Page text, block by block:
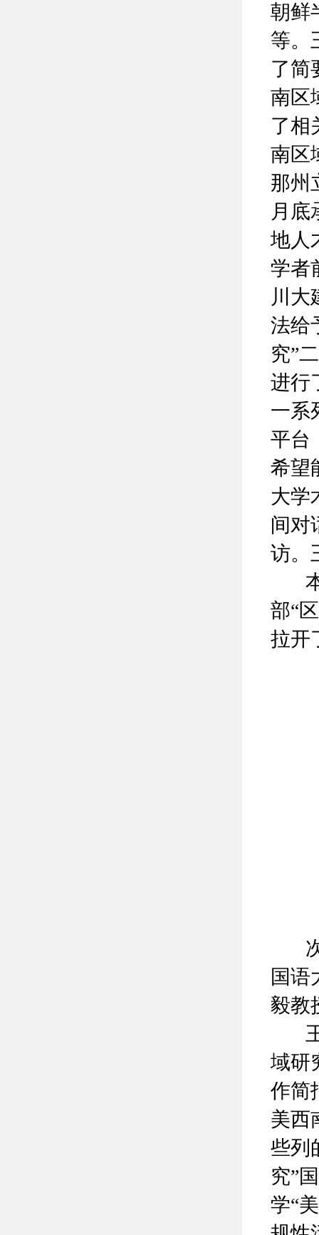
朝鲜
等。
了简
南区
了相
南区
那州
月底
地人
学者
川大
法给
究”
进行
一系
平台
希望
大学
间对
访。
本
部“
拉开
次
国语
毅教
王
域研
作简
美西
些列
究”
学“